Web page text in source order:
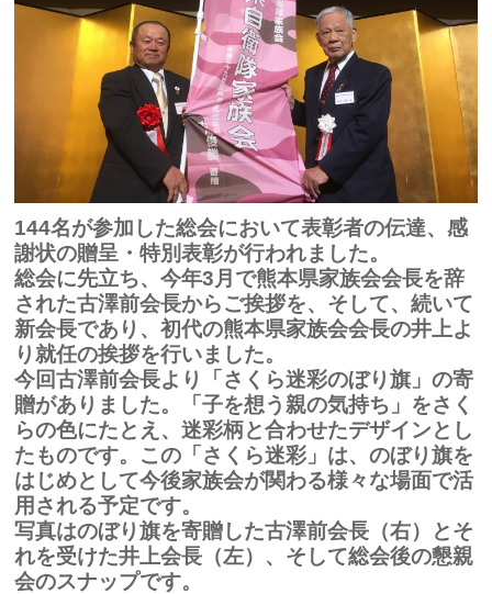
144名が参加した総会において表彰者の伝達、感
謝状の贈呈・特別表彰が行われました。
総会に先立ち、今年3月で熊本県家族会会長を辞
された古澤前会長からご挨拶を、そして、続いて
新会長であり、初代の熊本県家族会会長の井上よ
り就任の挨拶を行いました。
今回古澤前会長より「さくら迷彩のぼり旗」の寄
贈がありました。「子を想う親の気持ち」をさく
らの色にたとえ、迷彩柄と合わせたデザインとし
たものです。この「さくら迷彩」は、のぼり旗を
はじめとして今後家族会が関わる様々な場面で活
用される予定です。
写真はのぼり旗を寄贈した古澤前会長（右）とそ
れを受けた井上会長（左）、そして総会後の懇親
会のスナップです。